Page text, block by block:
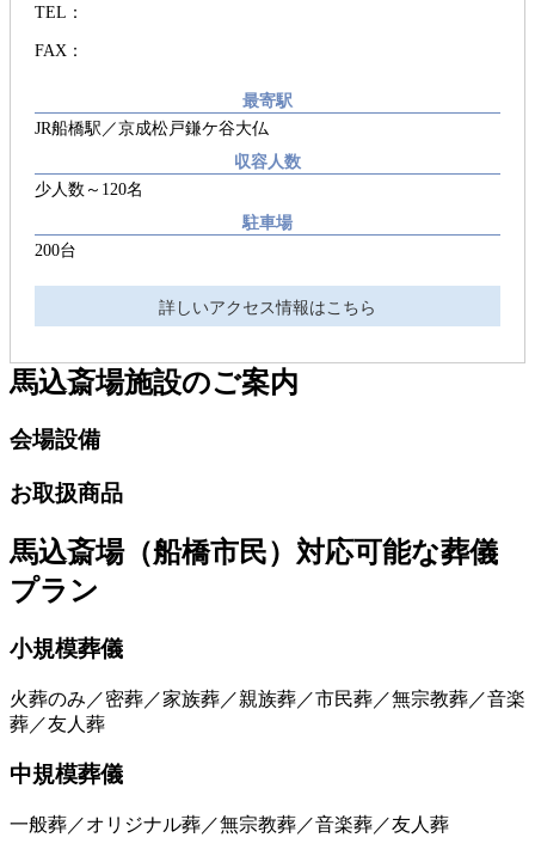
TEL：
FAX：
最寄駅
JR船橋駅／京成松戸鎌ケ谷大仏
収容人数
少人数～120名
駐車場
200台
詳しいアクセス情報はこちら
馬込斎場施設のご案内
会場設備
お取扱商品
馬込斎場（船橋市民） 対応可能な葬儀
プラン
小規模葬儀
火葬のみ／密葬／家族葬／親族葬／市民葬／無宗教葬／音楽
葬／友人葬
中規模葬儀
一般葬／オリジナル葬／無宗教葬／音楽葬／友人葬